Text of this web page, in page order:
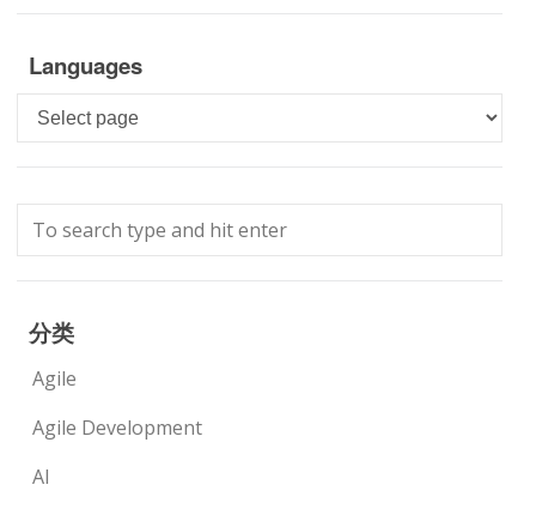
Languages
Languages
分类
Agile
Agile Development
AI